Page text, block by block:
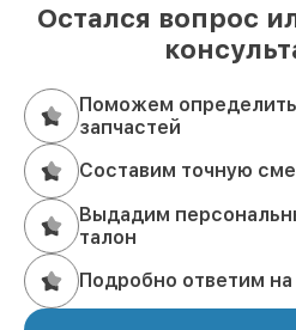
Остался вопрос
Поможем
запчастей
Составим точную
Выдадим
талон
Подробно ответим